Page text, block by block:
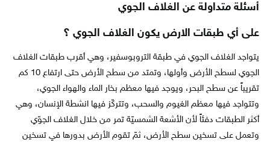
أسئلة متداولة عن الغلاف الجوي
على أي طبقات الارض يكون الغلاف الجوي ؟
يتواجد الغلاف الجوي في طبقة التروبوسفير، وهي أقرب طبقات الغلاف
الجوي لسطح الأرض وأولها، وتمتد من سطح الأرض حتى ارتفاع 10 كم
تقريباً عن سطح البحر، ويوجد فيها معظم بخار الماء والهواء الجوي،
وتتواجد فيها معظم الغيوم والسحب، وتتركّز فيها انشطة الإنسان، وهي
أكثر الطبقات دفئاً لأن الأشعة الشمسيّة تمر من خلال الغلاف الجوّي
وتعمل على تسخين سطح الأرض، ثمّ تقوم الأرض بدورها في تسخين